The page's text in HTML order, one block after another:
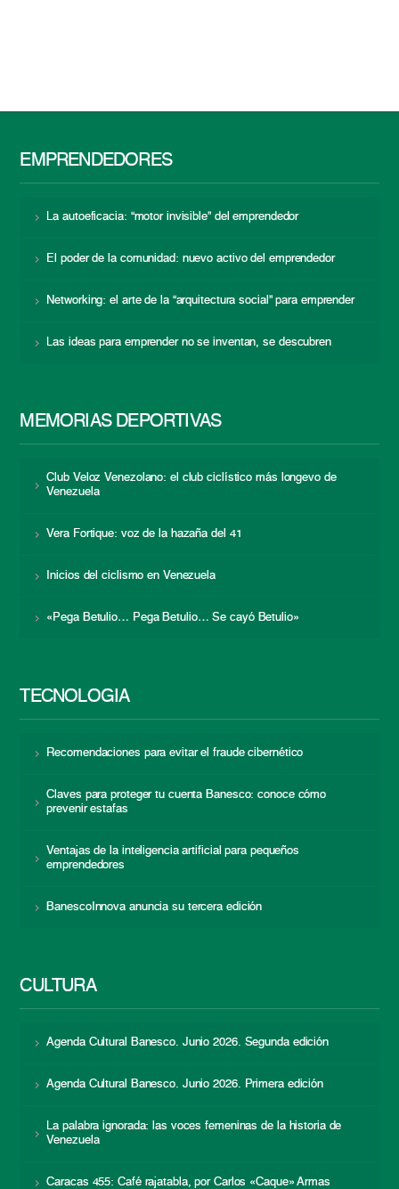
EMPRENDEDORES
La autoeficacia: “motor invisible” del emprendedor
El poder de la comunidad: nuevo activo del emprendedor
Networking: el arte de la “arquitectura social” para emprender
Las ideas para emprender no se inventan, se descubren
MEMORIAS DEPORTIVAS
Club Veloz Venezolano: el club ciclístico más longevo de
Venezuela
Vera Fortique: voz de la hazaña del 41
Inicios del ciclismo en Venezuela
«Pega Betulio… Pega Betulio… Se cayó Betulio»
TECNOLOGÍA
Recomendaciones para evitar el fraude cibernético
Claves para proteger tu cuenta Banesco: conoce cómo
prevenir estafas
Ventajas de la inteligencia artificial para pequeños
emprendedores
BanescoInnova anuncia su tercera edición
CULTURA
Agenda Cultural Banesco. Junio 2026. Segunda edición
Agenda Cultural Banesco. Junio 2026. Primera edición
La palabra ignorada: las voces femeninas de la historia de
Venezuela
Caracas 455: Café rajatabla, por Carlos «Caque» Armas